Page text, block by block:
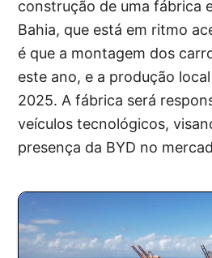
construção de uma fábrica
Bahia, que está em ritmo
é que a montagem dos
este ano, e a produção
2025. A fábrica será
veículos tecnológicos,
presença da BYD no